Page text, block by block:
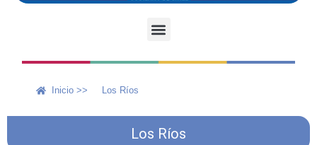
Inicio >> Los Ríos
Los Ríos